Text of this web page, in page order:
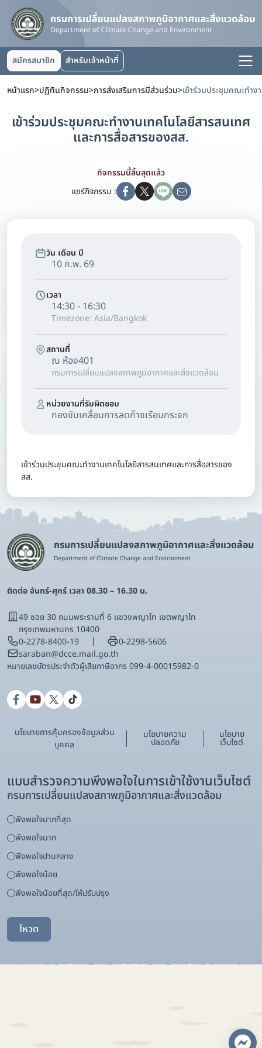
สมัครสมาชิก สำหรับเจ้าหน้าที่
หน้าแรก>ปฏิทินกิจกรรม>การส่งเสริมการมีส่วนร่วม>
เข้าร่วมประชุมคณะทำงานเทคโนโลยีสารสนเทศ
และการสื่อสารของสส.
กิจกรรมนี้สิ้นสุดแล้ว
แชร์กิจกรรม :
วัน เดือน ปี
10 ก.พ. 69
เวลา
14:30 - 16:30
Timezone: Asia/Bangkok
สถานที่
ณ ห้อง401
กรมการเปลี่ยนแปลงสภาพภูมิอากาศและสิ่งแวดล้อม
หน่วยงานที่รับผิดชอบ
กองขับเคลื่อนการลดก๊าซเรือนกระจก
เข้าร่วมประชุมคณะทำงานเทคโนโลยีสารสนเทศและการสื่อสารของ
สส.
กรมการเปลี่ยนแปลงสภาพภูมิอากาศและสิ่งแวดล้อม
Department of Climate Change and Environment
ติดต่อ จันทร์-ศุกร์ เวลา 08.30 – 16.30 น.
49 ซอย 30 ถนนพระรามที่ 6 แขวงพญาไท เขตพญาไท
กรุงเทพมหานคร 10400
0-2278-8400-19
0-2298-5606
saraban@dcce.mail.go.th
หมายเลขบัตรประจําตัวผู้เสียภาษีอากร 099-4-00015982-0
นโยบายการคุ้มครองข้อมูลส่วน
บุคคล
นโยบายความ
ปลอดภัย
นโยบาย
เว็บไซต์
แบบสำรวจความพึงพอใจในการเข้าใช้งานเว็บไซต์
กรมการเปลี่ยนแปลงสภาพภูมิอากาศและสิ่งแวดล้อม
พึงพอใจมากที่สุด
พึงพอใจมาก
พึงพอใจปานกลาง
พึงพอใจน้อย
พึงพอใจน้อยที่สุด/ให้ปรับปรุง
โหวต